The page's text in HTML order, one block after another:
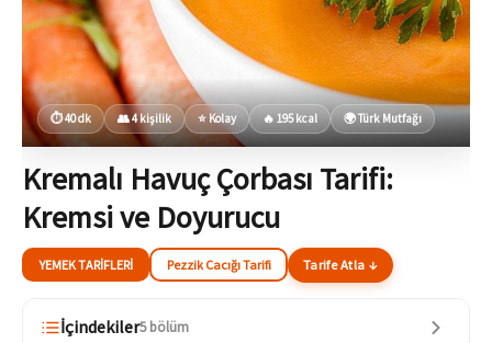
⏱ 40 dk 👥 4 kişilik ⭐ Kolay 🔥 195 kcal 🌍 Türk Mutfağı
Kremalı Havuç Çorbası Tarifi:
Kremsi ve Doyurucu
YEMEK TARIFLERI Pezzik Cacığı Tarifi Tarife Atla ↓
İçindekiler5 bölüm